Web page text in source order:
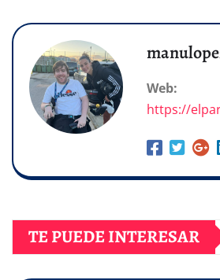
Web:
https://
TE PUEDE INTERESAR